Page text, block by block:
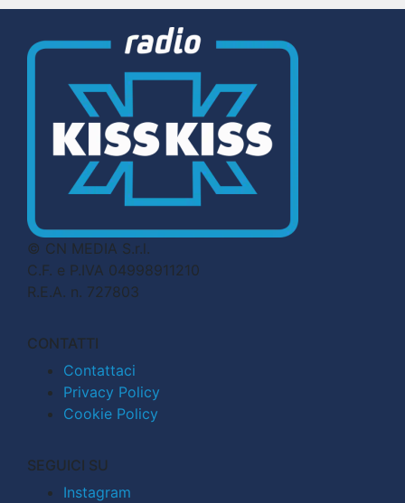
© CN MEDIA S.r.l.
C.F. e P.IVA 04998911210
R.E.A. n. 727803
CONTATTI
Contattaci
Privacy Policy
Cookie Policy
SEGUICI SU
Instagram